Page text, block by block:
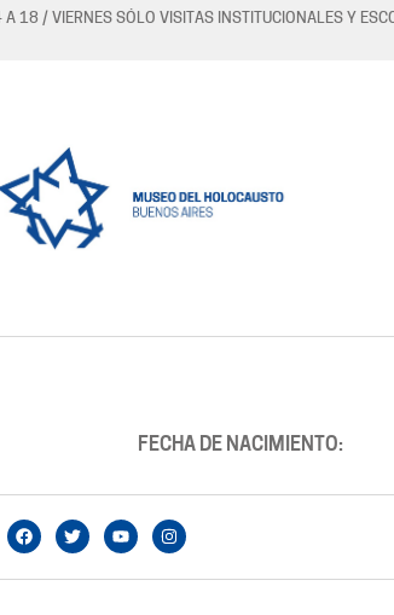
18 / VIERNES SÓLO VISITAS INSTITUCIONALES Y
FECHA DE NACIMIENTO: